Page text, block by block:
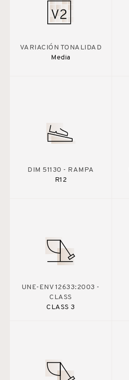
VARIACIÓN TONALIDAD
Media
DIM 51130 - RAMPA
R12
UNE-ENV 12633:2003 -
CLASS
CLASS 3